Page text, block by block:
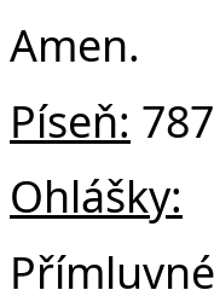
Amen.
Píseň:
Ohlášky: